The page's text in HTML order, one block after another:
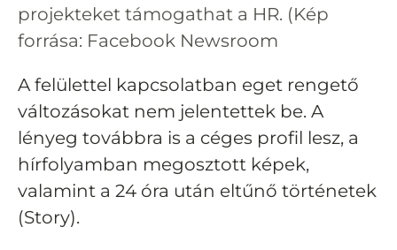
projekteket támogathat a HR. (Kép
forrása: Facebook Newsroom
A felülettel kapcsolatban eget rengető
változásokat nem jelentettek be. A
lényeg továbbra is a céges profil lesz, a
hírfolyamban megosztott képek,
valamint a 24 óra után eltűnő történetek
(Story).